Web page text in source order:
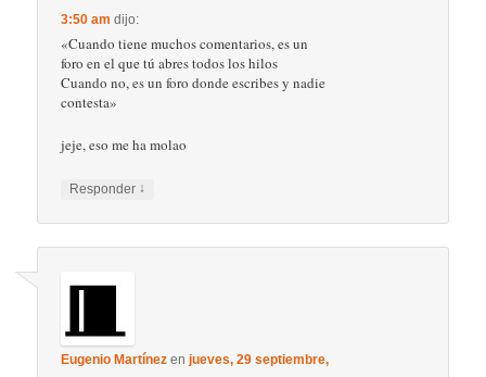
3:50 am dijo:
«Cuando tiene muchos comentarios, es un
foro en el que tú abres todos los hilos
Cuando no, es un foro donde escribes y nadie
contesta»
jeje, eso me ha molao
Responder ↓
Eugenio Martínez enjueves, 29 septiembre,